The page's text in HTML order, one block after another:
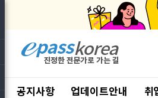
공지사항 업데이트안내 취